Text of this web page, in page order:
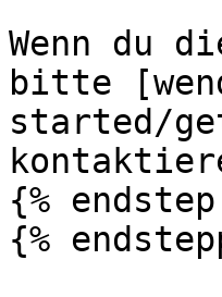
Wenn du
bitte
started/
{%
{%